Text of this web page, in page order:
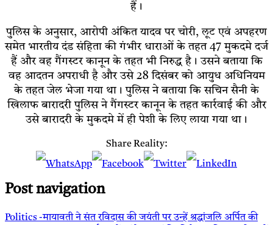
हैं।
पुलिस के अनुसार, आरोपी अंकित यादव पर चोरी, लूट एवं अपहरण
समेत भारतीय दंड संहिता की गंभीर धाराओं के तहत 47 मुकदमे दर्ज
हैं और वह गैंगस्टर कानून के तहत भी निरुद्ध है। उसने बताया कि
वह आदतन अपराधी है और उसे 28 दिसंबर को आयुध अधिनियम
के तहत जेल भेजा गया था। पुलिस ने बताया कि सचिन सैनी के
खिलाफ बारादरी पुलिस ने गैंगस्टर कानून के तहत कार्रवाई की और
उसे बारादरी के मुकदमे में ही पेशी के लिए लाया गया था।
Share Reality:
Post navigation
Politics -मायावती ने संत रविदास की जयंती पर उन्हें श्रद्धांजलि अर्पित की